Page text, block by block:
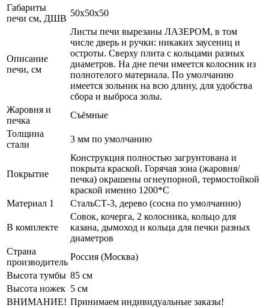
Габариты
печи см, ДШВ
50x50x50
Описание
печи, см
Листы печи вырезаны ЛАЗЕРОМ, в том
числе дверь и ручки: никаких заусениц и
остроты. Сверху плита с кольцами разных
диаметров. На дне печи имеется колосник из
полнотелого материала. По умолчанию
имеется зольник на всю длину, для удобства
сбора и выброса золы.
Жаровня и
печка
Съёмные
Толщина
стали
3 мм по умолчанию
Покрытие
Конструкция полностью загрунтована и
покрыта краской. Горячая зона (жаровня/
печка) окрашены огнеупорной, термостойкой
краской именно 1200*С
Материал 1
СтальСТ-3, дерево (сосна по умолчанию)
В комплекте
Совок, кочерга, 2 колосника, кольцо для
казана, дымоход и кольца для печки разных
диаметров
Страна
производитель
Россия (Москва)
Высота тумбы 85 см
Высота ножек 5 см
ВНИМАНИЕ! Принимаем индивидуальные заказы!